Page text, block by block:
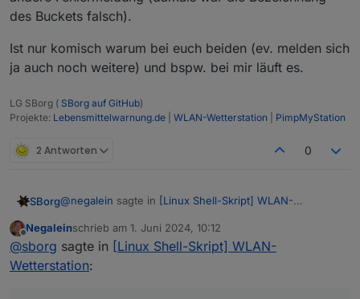
des Buckets falsch).
Ist nur komisch warum bei euch beiden (ev. melden sich
ja auch noch weitere) und bspw. bei mir läuft es.
LG SBorg ( SBorg auf GitHub)
Projekte: Lebensmittelwarnung.de WLAN-Wetterstation PimpMyStation
2 Antworten 0
SBorg@negalein sagte in [Linux Shell-Skript] WLAN-
Was muss ich da machen?
Offline
Negaleinschrieb am 1. Juni 2024, 10:12
zuletzt editiert von
@sborg sagte in [Linux Shell-Skript] WLAN-
Wetterstation: